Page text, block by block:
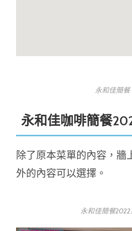
永和佳簡餐
永和佳咖啡簡餐
除了原本菜單的內容，牆
外的內容可以選擇。
永和佳簡餐